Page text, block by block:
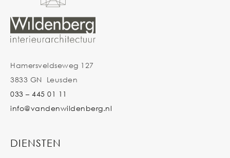
Hamersveldseweg 127
3833 GN Leusden
033 – 445 01 11
info@vandenwildenberg.nl
DIENSTEN